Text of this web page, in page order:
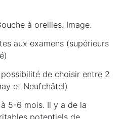
à oreilles. Image.
aux examens (supérieurs
de choisir entre 2
et Neufchâtel)
5-6 mois. Il y a de la
potentiels de